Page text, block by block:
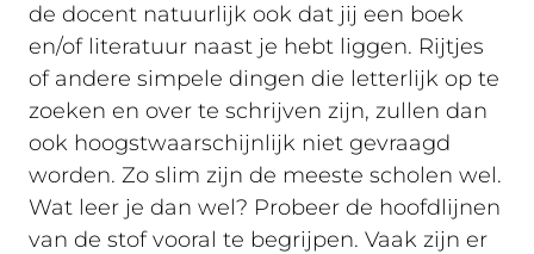
de docent natuurlijk ook dat jij een boek
en/of literatuur naast je hebt liggen. Rijtjes
of andere simpele dingen die letterlijk op te
zoeken en over te schrijven zijn, zullen dan
ook hoogstwaarschijnlijk niet gevraagd
worden. Zo slim zijn de meeste scholen wel.
Wat leer je dan wel? Probeer de hoofdlijnen
van de stof vooral te begrijpen. Vaak zijn er